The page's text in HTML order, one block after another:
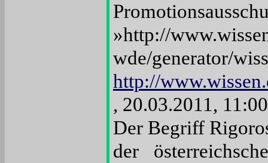
»http://
wde/generator/
http://
, 20.03.2011,
Der Begriff
der